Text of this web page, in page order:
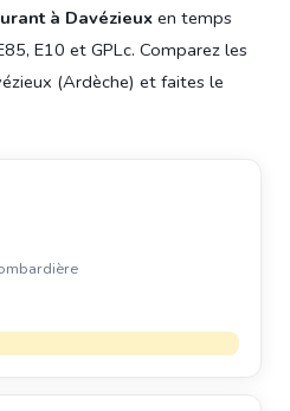
à Davézieux en temps
E10 et GPLc. Comparez les
(Ardèche) et faites le